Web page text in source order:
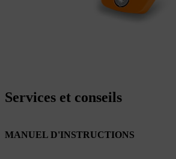
Services et conseils
MANUEL D'INSTRUCTIONS